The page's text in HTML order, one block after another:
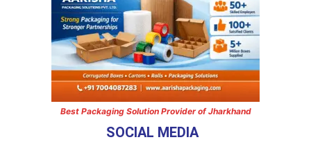
Best Packaging Solution Provider of Jharkhand
SOCIAL MEDIA